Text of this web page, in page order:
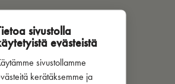
sivustolla
evästeistä
sivustollamme
kerätäksemme ja